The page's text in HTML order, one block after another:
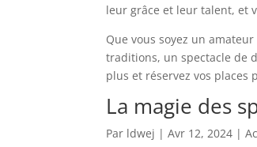
leur grâce et leur talent, et
Que vous soyez un
traditions, un spectacle de
plus et réservez vos places
La magie des
Par ldwej | Avr 12, 2024 |